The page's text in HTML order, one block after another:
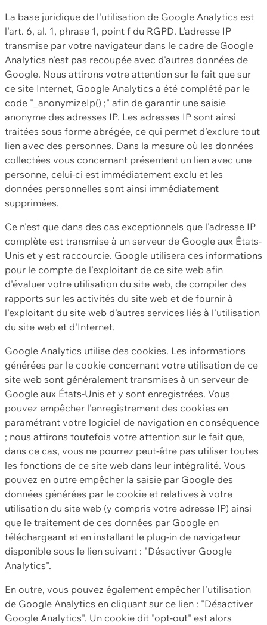
La base juridique de l'utilisation de Google Analytics est
l'art. 6, al. 1, phrase 1, point f du RGPD. L'adresse IP
transmise par votre navigateur dans le cadre de Google
Analytics n'est pas recoupée avec d'autres données de
Google. Nous attirons votre attention sur le fait que sur
ce site Internet, Google Analytics a été complété par le
code "_anonymizeIp() ;" afin de garantir une saisie
anonyme des adresses IP. Les adresses IP sont ainsi
traitées sous forme abrégée, ce qui permet d'exclure tout
lien avec des personnes. Dans la mesure où les données
collectées vous concernant présentent un lien avec une
personne, celui-ci est immédiatement exclu et les
données personnelles sont ainsi immédiatement
supprimées.
Ce n'est que dans des cas exceptionnels que l'adresse IP
complète est transmise à un serveur de Google aux États-
Unis et y est raccourcie. Google utilisera ces informations
pour le compte de l'exploitant de ce site web afin
d'évaluer votre utilisation du site web, de compiler des
rapports sur les activités du site web et de fournir à
l'exploitant du site web d'autres services liés à l'utilisation
du site web et d'Internet.
Google Analytics utilise des cookies. Les informations
générées par le cookie concernant votre utilisation de ce
site web sont généralement transmises à un serveur de
Google aux États-Unis et y sont enregistrées. Vous
pouvez empêcher l'enregistrement des cookies en
paramétrant votre logiciel de navigation en conséquence
; nous attirons toutefois votre attention sur le fait que,
dans ce cas, vous ne pourrez peut-être pas utiliser toutes
les fonctions de ce site web dans leur intégralité. Vous
pouvez en outre empêcher la saisie par Google des
données générées par le cookie et relatives à votre
utilisation du site web (y compris votre adresse IP) ainsi
que le traitement de ces données par Google en
téléchargeant et en installant le plug-in de navigateur
disponible sous le lien suivant : "Désactiver Google
Analytics".
En outre, vous pouvez également empêcher l'utilisation
de Google Analytics en cliquant sur ce lien : "Désactiver
Google Analytics". Un cookie dit "opt-out" est alors